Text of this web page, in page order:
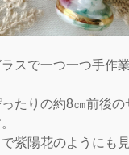
スで一つ一つ手作
たりの約8㎝前後
紫陽花のようにも見